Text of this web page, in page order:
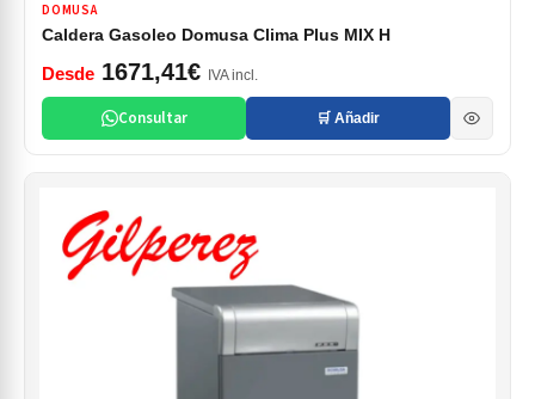
DOMUSA
Caldera Gasoleo Domusa Clima Plus MIX H
Desde 1671,41€ IVA incl.
Consultar 🛒 Añadir